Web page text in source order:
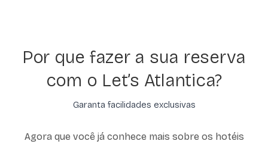
Por que fazer a sua reserva
com o Let’s Atlantica?
Garanta facilidades exclusivas
Agora que você já conhece mais sobre os hotéis